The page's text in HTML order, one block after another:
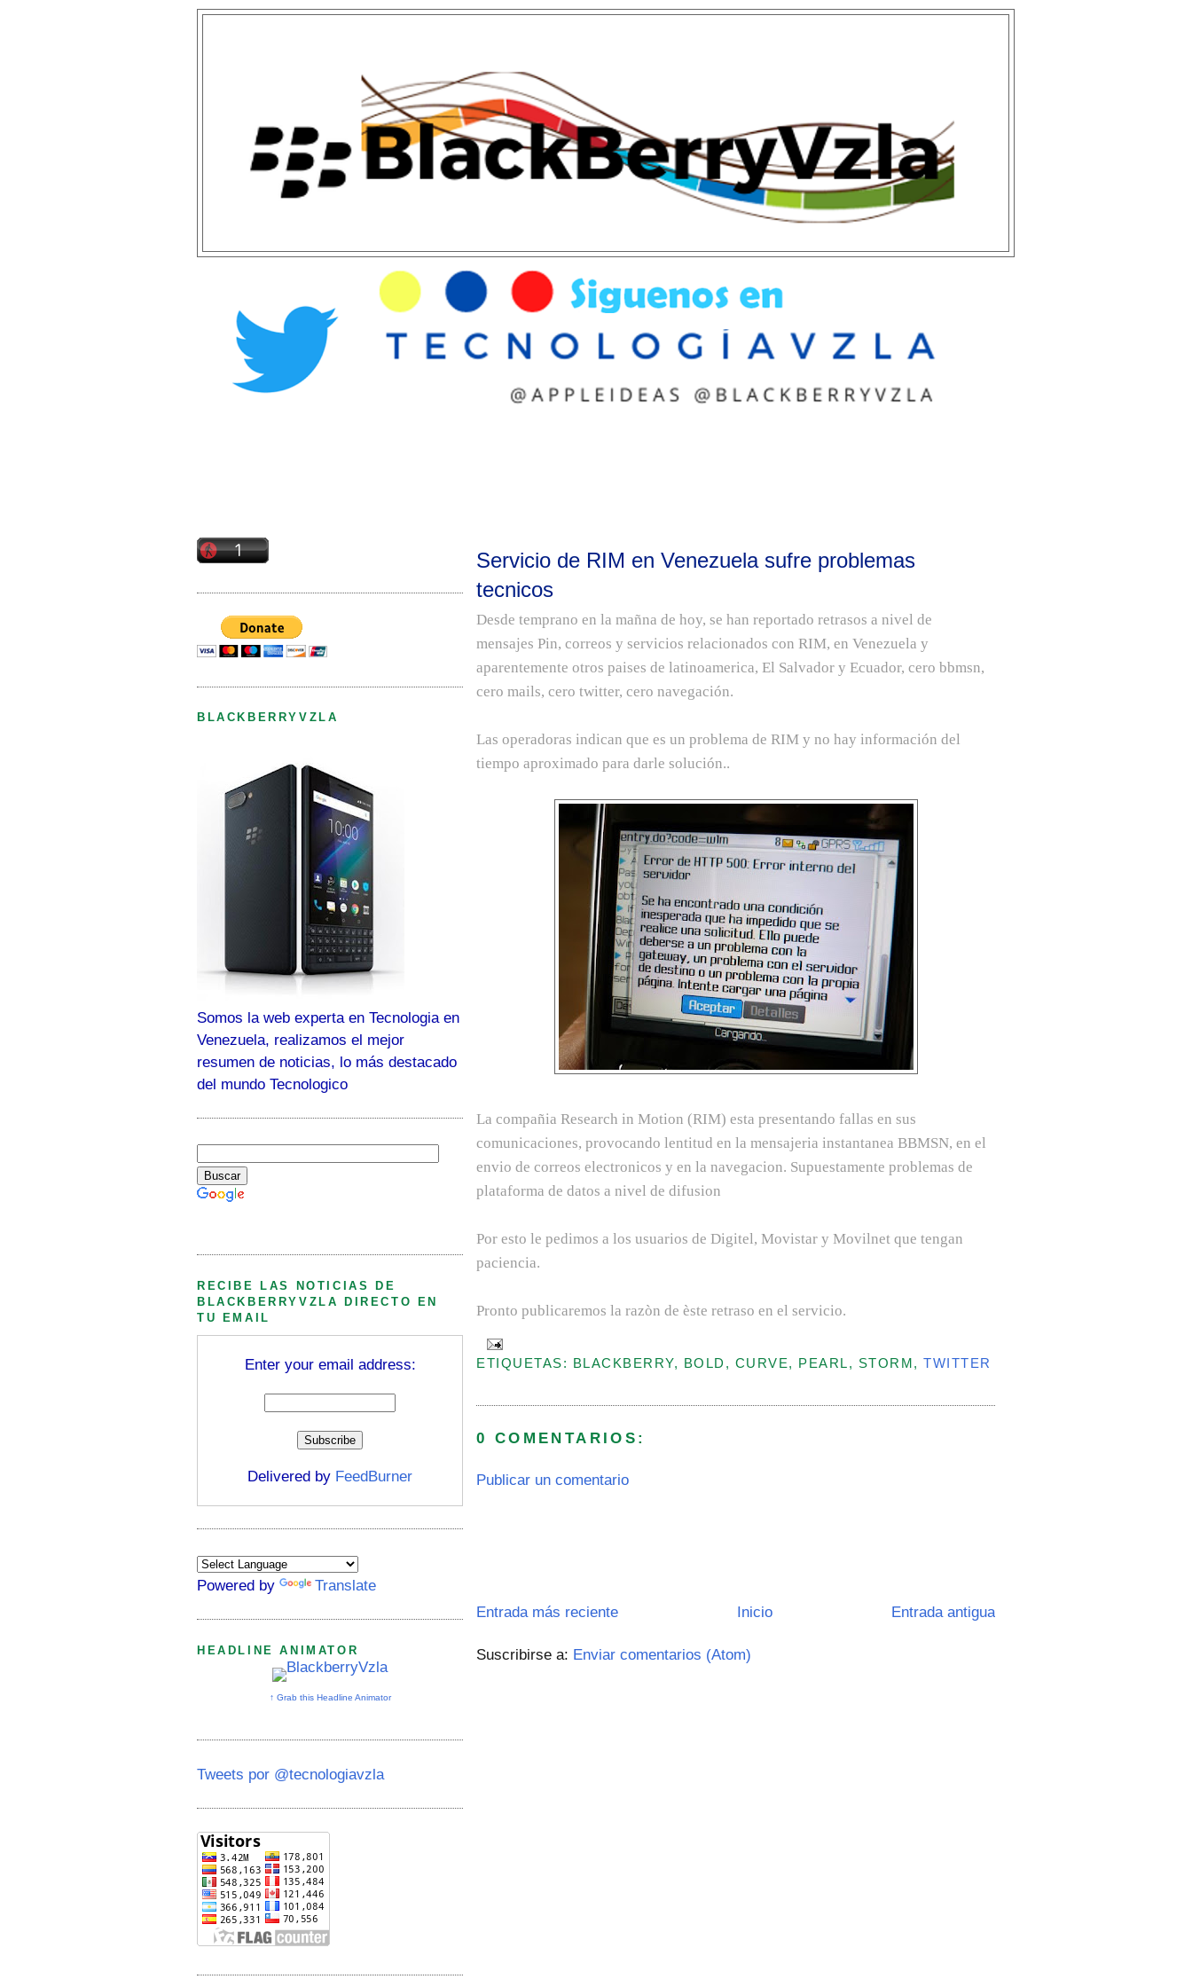
Servicio de RIM en Venezuela sufre problemas
tecnicos
Desde temprano en la mañna de hoy, se han reportado retrasos a nivel de
mensajes Pin, correos y servicios relacionados con RIM, en Venezuela y
aparentemente otros paises de latinoamerica, El Salvador y Ecuador, cero bbmsn,
cero mails, cero twitter, cero navegación.
Las operadoras indican que es un problema de RIM y no hay información del
tiempo aproximado para darle solución..
La compañia Research in Motion (RIM) esta presentando fallas en sus
comunicaciones, provocando lentitud en la mensajeria instantanea BBMSN, en el
envio de correos electronicos y en la navegacion. Supuestamente problemas de
plataforma de datos a nivel de difusion
Por esto le pedimos a los usuarios de Digitel, Movistar y Movilnet que tengan
paciencia.
Pronto publicaremos la razòn de èste retraso en el servicio.
ETIQUETAS: BLACKBERRY, BOLD, CURVE, PEARL, STORM, TWITTER
0 COMENTARIOS:
Publicar un comentario
Entrada más reciente Entrada antigua
Inicio
Suscribirse a: Enviar comentarios (Atom)
BLACKBERRYVZLA
Somos la web experta en Tecnologia en
Venezuela, realizamos el mejor
resumen de noticias, lo más destacado
del mundo Tecnologico
RECIBE LAS NOTICIAS DE
BLACKBERRYVZLA DIRECTO EN
TU EMAIL
Enter your email address:
Delivered by FeedBurner
Powered by Translate
HEADLINE ANIMATOR
↑ Grab this Headline Animator
Tweets por @tecnologiavzla